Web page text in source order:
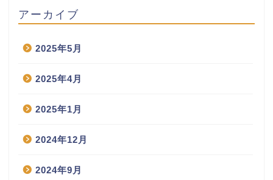
アーカイブ
2025年5月
2025年4月
2025年1月
2024年12月
2024年9月